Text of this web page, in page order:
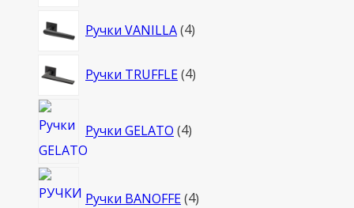
Ручки VANILLA 44
Ручки TRUFFLE 44
Ручки GELATO 4товара
Ручки BANOFFE 4товара